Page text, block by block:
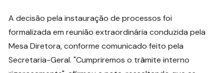
A decisão pela instauração de processos foi
formalizada em reunião extraordinária conduzida pela
Mesa Diretora, conforme comunicado feito pela
Secretaria-Geral. "Cumpriremos o trâmite interno